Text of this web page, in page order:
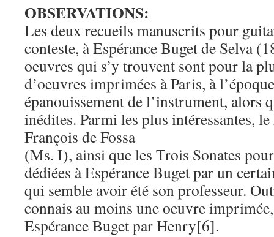
OBSERVATIONS:
Les deux recueils manuscrits pour
conteste, à Espérance Buget de Selva
oeuvres qui s’y trouvent sont pour la
d’oeuvres imprimées à Paris, à
épanouissement de l’instrument, alors
inédites. Parmi les plus intéressantes,
François de Fossa
(Ms. I), ainsi que les Trois Sonates
dédiées à Espérance Buget par un
qui semble avoir été son professeur.
connais au moins une oeuvre
Espérance Buget par Henry[6].